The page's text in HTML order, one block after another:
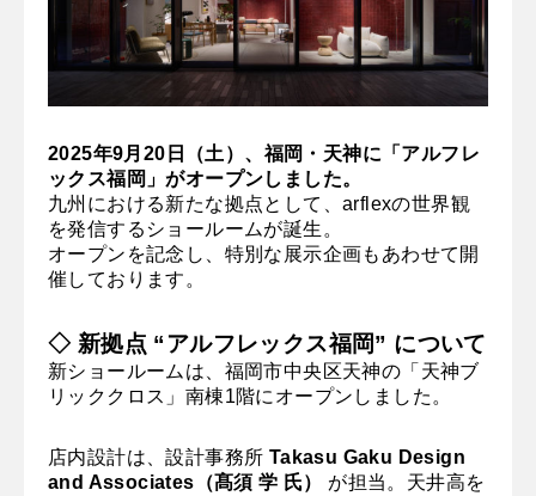
2025年9月20日（土）、福岡・天神に「アルフレ
ックス福岡」がオープンしました。
九州における新たな拠点として、arflexの世界観
を発信するショールームが誕生。
オープンを記念し、特別な展示企画もあわせて開
催しております。
◇ 新拠点 “アルフレックス福岡” について
新ショールームは、福岡市中央区天神の「天神ブ
リッククロス」南棟1階にオープンしました。
店内設計は、設計事務所 Takasu Gaku Design
and Associates（髙須 学 氏）
が担当。天井高を